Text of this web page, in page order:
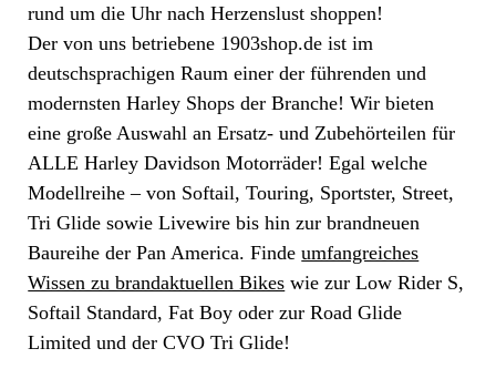
rund um die Uhr nach Herzenslust shoppen!
Der von uns betriebene 1903shop.de ist im
deutschsprachigen Raum einer der führenden und
modernsten Harley Shops der Branche! Wir bieten
eine große Auswahl an Ersatz- und Zubehörteilen für
ALLE Harley Davidson Motorräder! Egal welche
Modellreihe – von Softail, Touring, Sportster, Street,
Tri Glide sowie Livewire bis hin zur brandneuen
Baureihe der Pan America. Findeumfangreiches
Wissen zu brandaktuellen Bikes wie zur Low Rider S,
Softail Standard, Fat Boy oder zur Road Glide
Limited und der CVO Tri Glide!